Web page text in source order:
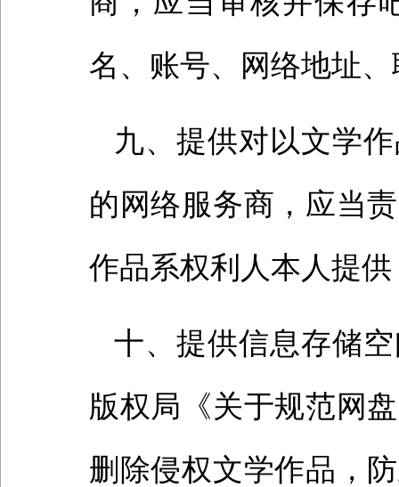
名、账号、网络地址
九、提供对以文学
的网络服务商，应当
作品系权利人本人提
十、提供信息存储
版权局《关于规范网
删除侵权文学作品，